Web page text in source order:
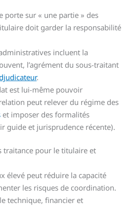
porte sur « une partie » des
doit garder la responsabilité
incluent la
l’agrément du sous-traitant
.
est lui-même pouvoir
peut relever du régime des
et imposer des formalités
guide et jurisprudence récente).
traitance pour le titulaire et
élevé peut réduire la capacité
les risques de coordination.
technique, financier et